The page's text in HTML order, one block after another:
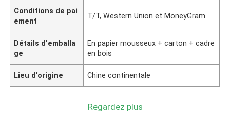
Conditions de pai
ement
T/T, Western Union et MoneyGram
Détails d'emballa
ge
En papier mousseux + carton + cadre
en bois
Lieu d'origine Chine continentale
Regardez plus